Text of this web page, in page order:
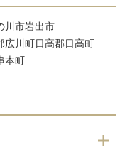
川市岩出市
広川町日高郡日高町
本町